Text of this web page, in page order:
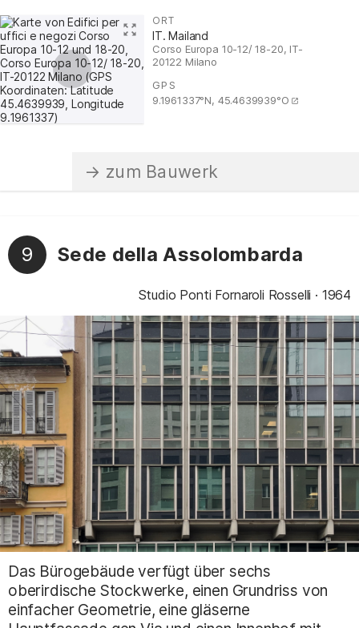
ORT
IT. Mailand
Corso Europa 10-12/ 18-20, IT-
20122 Milano
GPS
9.1961337°N, 45.4639939°O
9 Sede della Assolombarda
Studio Ponti Fornaroli Rosselli 1964
Das Bürogebäude verfügt über sechs
oberirdische Stockwerke, einen Grundriss von
einfacher Geometrie, eine gläserne